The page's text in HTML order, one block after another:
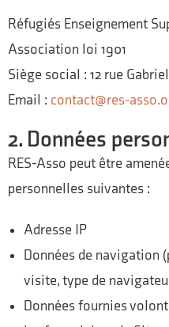
Réfugiés Enseignement
Association loi 1901
Siège social : 12 rue
Email : contact@res-
2. Données
RES-Asso peut être
personnelles suivantes :
Adresse IP
Données de navigation
visite, type de
Données fournies